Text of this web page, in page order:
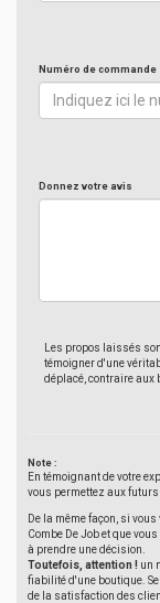
Numéro de commande
Donnez votre avis
Les propos laissés
témoigner d'une
déplacé, contraire aux
Note :
En témoignant de votre
vous permettez aux
De la même façon, si
Combe De Job et que
à prendre une décision.
Toutefois, attention ! un
fiabilité d'une boutique.
de la satisfaction des